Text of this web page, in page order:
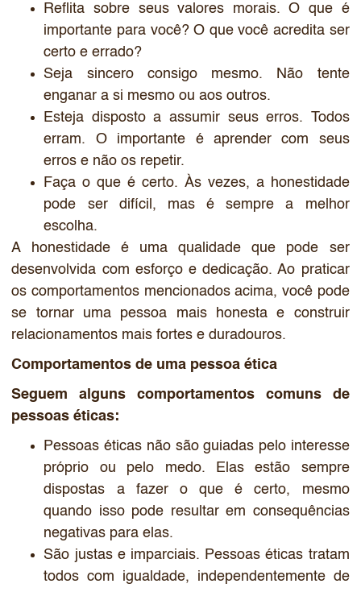
Reflita sobre seus valores morais. O que é
importante para você? O que você acredita ser
certo e errado?
Seja sincero consigo mesmo. Não tente
enganar a si mesmo ou aos outros.
Esteja disposto a assumir seus erros. Todos
erram. O importante é aprender com seus
erros e não os repetir.
Faça o que é certo. Às vezes, a honestidade
pode ser difícil, mas é sempre a melhor
escolha.
A honestidade é uma qualidade que pode ser
desenvolvida com esforço e dedicação. Ao praticar
os comportamentos mencionados acima, você pode
se tornar uma pessoa mais honesta e construir
relacionamentos mais fortes e duradouros.
Comportamentos de uma pessoa ética
Seguem alguns comportamentos comuns de
pessoas éticas:
Pessoas éticas não são guiadas pelo interesse
próprio ou pelo medo. Elas estão sempre
dispostas a fazer o que é certo, mesmo
quando isso pode resultar em consequências
negativas para elas.
São justas e imparciais. Pessoas éticas tratam
todos com igualdade, independentemente de